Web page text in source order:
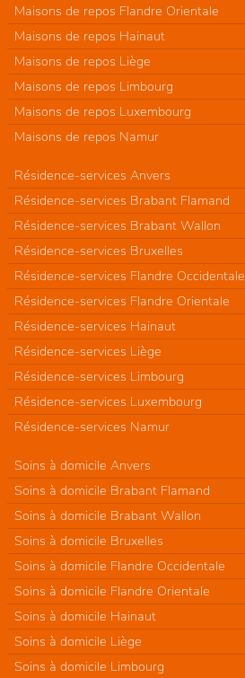
Maisons de repos Flandre Orientale
Maisons de repos Hainaut
Maisons de repos Liège
Maisons de repos Limbourg
Maisons de repos Luxembourg
Maisons de repos Namur
Résidence-services Anvers
Résidence-services Brabant Flamand
Résidence-services Brabant Wallon
Résidence-services Bruxelles
Résidence-services Flandre Occidentale
Résidence-services Flandre Orientale
Résidence-services Hainaut
Résidence-services Liège
Résidence-services Limbourg
Résidence-services Luxembourg
Résidence-services Namur
Soins à domicile Anvers
Soins à domicile Brabant Flamand
Soins à domicile Brabant Wallon
Soins à domicile Bruxelles
Soins à domicile Flandre Occidentale
Soins à domicile Flandre Orientale
Soins à domicile Hainaut
Soins à domicile Liège
Soins à domicile Limbourg